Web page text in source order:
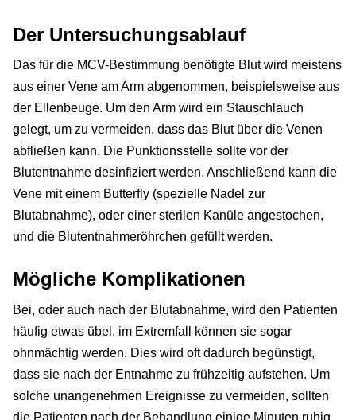
Der Untersuchungsablauf
Das für die MCV-Bestimmung benötigte Blut wird meistens
aus einer Vene am Arm abgenommen, beispielsweise aus
der Ellenbeuge. Um den Arm wird ein Stauschlauch
gelegt, um zu vermeiden, dass das Blut über die Venen
abfließen kann. Die Punktionsstelle sollte vor der
Blutentnahme desinfiziert werden. Anschließend kann die
Vene mit einem Butterfly (spezielle Nadel zur
Blutabnahme), oder einer sterilen Kanüle angestochen,
und die Blutentnahmeröhrchen gefüllt werden.
Mögliche Komplikationen
Bei, oder auch nach der Blutabnahme, wird den Patienten
häufig etwas übel, im Extremfall können sie sogar
ohnmächtig werden. Dies wird oft dadurch begünstigt,
dass sie nach der Entnahme zu frühzeitig aufstehen. Um
solche unangenehmen Ereignisse zu vermeiden, sollten